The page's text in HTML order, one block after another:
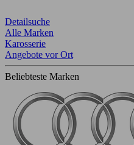
Detailsuche
Alle Marken
Karosserie
Angebote vor Ort
Beliebteste Marken